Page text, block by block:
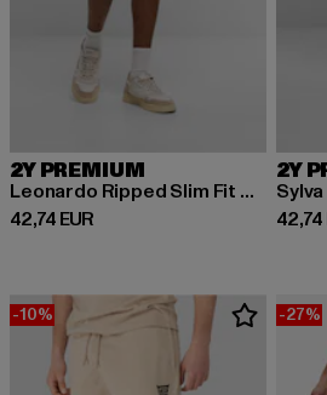
2Y PREMIUM
Leonardo Ripped Slim Fit Shorts
42,74 EUR
Prix courant: 42,74 EUR
2Y
42,74
Prix
-10% -27%